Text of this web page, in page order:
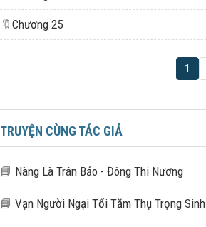
🔖 Chương 25
1
TRUYỆN CÙNG TÁC GIẢ
📘 Nàng Là Trân Bảo - Đông Thi Nương
📘 Vạn Người Ngại Tối Tăm Thụ Trọng Sinh